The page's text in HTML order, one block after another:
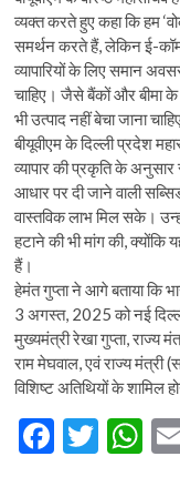
व्यक्त करते हुए कहा कि हम
समर्थन करते हैं, लेकिन ई-
व्यापारियों के लिए समान
चाहिए। जैसे बैंकों और बीमा
भी उत्पाद नहीं बेचा जाना
बीयूवीएम के दिल्ली प्रदेश
व्यापार की प्रकृति के अनुसार
आधार पर दी जाने वाली
वास्तविक लाभ मिल सके।
हटाने की भी मांग की, क्योंकि
हैं।
हेमंत गुप्ता ने आगे बताया कि
3 अगस्त, 2025 को नई
मुख्यमंत्री रेखा गुप्ता, राज्य
राम मेघवाल, एवं राज्य मंत्री
विशिष्ट अतिथियों के शामिल
F
T
W